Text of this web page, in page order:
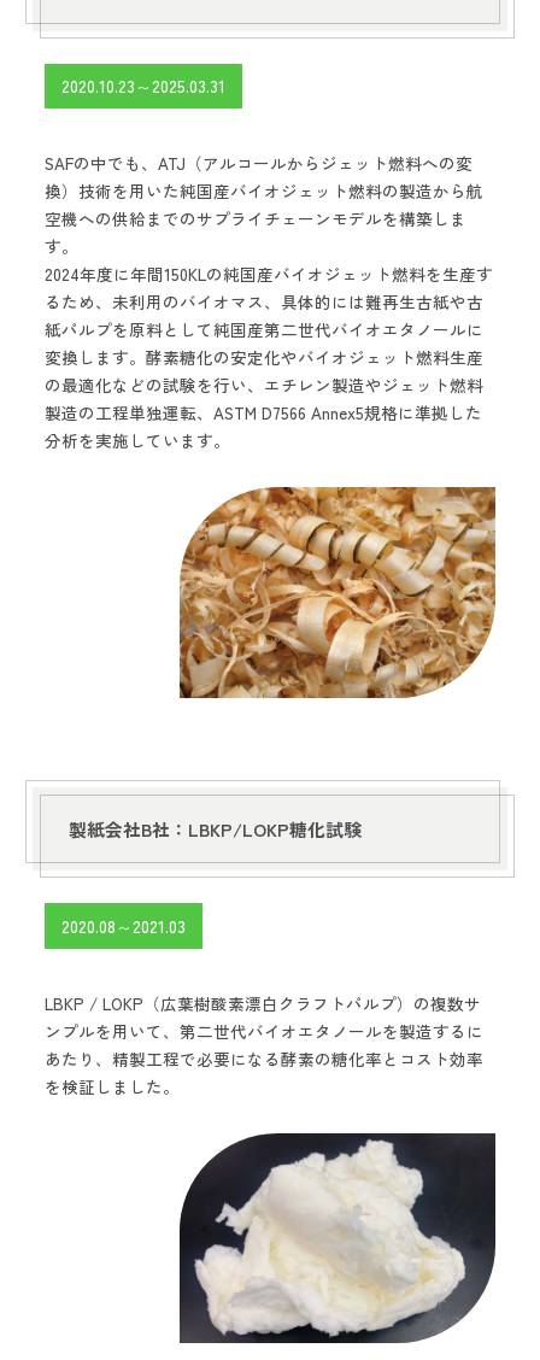
2020.10.23～2025.03.31
SAFの中でも、ATJ（アルコールからジェット燃料への変
換）技術を用いた純国産バイオジェット燃料の製造から航
空機への供給までのサプライチェーンモデルを構築しま
す。
2024年度に年間150KLの純国産バイオジェット燃料を生産す
るため、未利用のバイオマス、具体的には難再生古紙や古
紙パルプを原料として純国産第二世代バイオエタノールに
変換します。酵素糖化の安定化やバイオジェット燃料生産
の最適化などの試験を行い、エチレン製造やジェット燃料
製造の工程単独運転、ASTM D7566 Annex5規格に準拠した
分析を実施しています。
製紙会社B社：LBKP/LOKP糖化試験
2020.08～2021.03
LBKP / LOKP（広葉樹酸素漂白クラフトパルプ）の複数サ
ンプルを用いて、第二世代バイオエタノールを製造するに
あたり、精製工程で必要になる酵素の糖化率とコスト効率
を検証しました。